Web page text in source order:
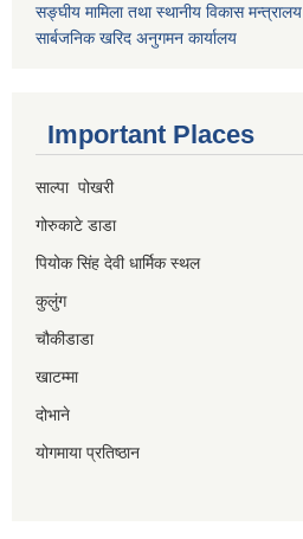
सङ्घीय मामिला तथा स्थानीय विकास मन्त्रालय
सार्बजनिक खरिद अनुगमन कार्यालय
Important Places
साल्पा पोखरी
गोरुकाटे डाडा
पियोक सिंह देवी धार्मिक स्थल
कुलुंग
चौकीडाडा
खाटम्मा
दोभाने
योगमाया प्रतिष्ठान